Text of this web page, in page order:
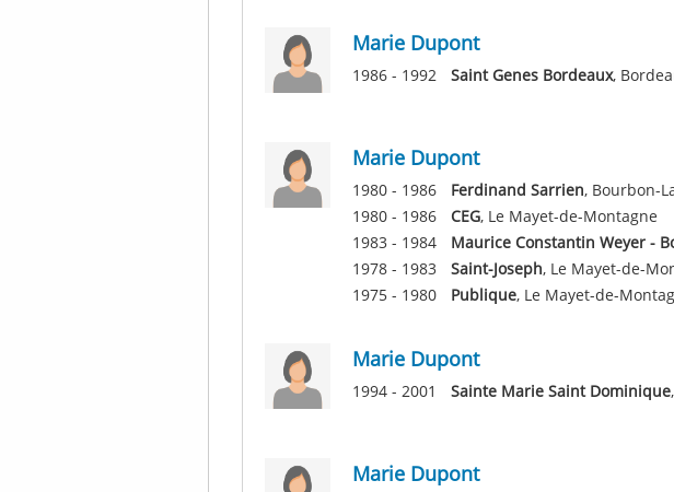
Marie Dupont
1986 - 1992 Saint Genes Bordeaux,
Marie Dupont
1980 - 1986 Ferdinand Sarrien, Bourbon-
1980 - 1986
CEG, Le Mayet-de-Montagne
1983 - 1984
Maurice Constantin Weyer -
1978 - 1983
Saint-Joseph, Le Mayet-de-
1975 - 1980
Publique, Le Mayet-de-
Marie Dupont
1994 - 2001 Sainte Marie Saint Dominique
Marie Dupont